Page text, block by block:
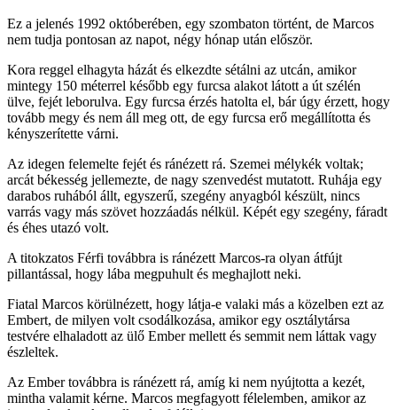
Ez a jelenés 1992 októberében, egy szombaton történt, de Marcos
nem tudja pontosan az napot, négy hónap után először.
Kora reggel elhagyta házát és elkezdte sétálni az utcán, amikor
mintegy 150 méterrel később egy furcsa alakot látott a út szélén
ülve, fejét leborulva. Egy furcsa érzés hatolta el, bár úgy érzett, hogy
tovább megy és nem áll meg ott, de egy furcsa erő megállította és
kényszerítette várni.
Az idegen felemelte fejét és ránézett rá. Szemei mélykék voltak;
arcát békesség jellemezte, de nagy szenvedést mutatott. Ruhája egy
darabos ruhából állt, egyszerű, szegény anyagból készült, nincs
varrás vagy más szövet hozzáadás nélkül. Képét egy szegény, fáradt
és éhes utazó volt.
A titokzatos Férfi továbbra is ránézett Marcos-ra olyan átfújt
pillantással, hogy lába megpuhult és meghajlott neki.
Fiatal Marcos körülnézett, hogy látja-e valaki más a közelben ezt az
Embert, de milyen volt csodálkozása, amikor egy osztálytársa
testvére elhaladott az ülő Ember mellett és semmit nem láttak vagy
észleltek.
Az Ember továbbra is ránézett rá, amíg ki nem nyújtotta a kezét,
mintha valamit kérne. Marcos megfagyott félelemben, amikor az